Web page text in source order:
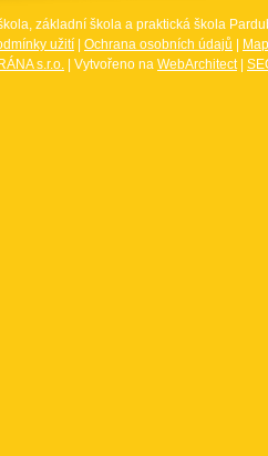
základní škola a praktická škola
užití Ochrana osobních údajů
s.r.o. | Vytvořeno na WebArchitect|